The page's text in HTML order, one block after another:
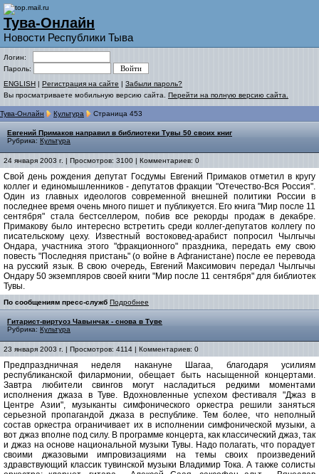
Тува-Онлайн
Новости Республики Тыва
Логин:
Пароль:
ENGLISH | Регистрация на сайте | Забыли пароль?
Вы просматриваете мобильную версию сайта. Перейти на полную версию сайта.
Тува-Онлайн Культура Страница 453
Евгений Примаков направил в библиотеки Тувы 50 своих книг
Рубрика: Культура
24 января 2003 г. | Просмотров: 3100 | Комментариев: 0
Свой день рождения депутат Госдумы Евгений Примаков отметил в кругу
коллег и единомышленников - депутатов фракции "Отечество-Вся Россия".
Один из главных идеологов современной внешней политики России в
последнее время очень много пишет и публикуется. Его книга "Мир после 11
сентября" стала бестселлером, побив все рекорды продаж в декабре.
Примакову было интересно встретить среди коллег-депутатов коллегу по
писательскому цеху. Известный востоковед-арабист попросил Чылгычы
Ондара, участника этого "фракционного" праздника, передать ему свою
повесть "Последняя пристань" (о войне в Афганистане) после ее перевода
на русский язык. В свою очередь, Евгений Максимович передал Чылгычы
Ондару 50 экземпляров своей книги "Мир после 11 сентября" для библиотек
Тувы.
По сообщениям пресс-служб Подробнее
Гитарист-виртуоз Чавынчак - снова в Туве
Рубрика: Культура
23 января 2003 г. | Просмотров: 4114 | Комментариев: 0
Предпраздничная неделя накануне Шагаа, благодаря усилиям
республиканской филармонии, обещает быть насыщенной концертами.
Завтра любители свингов могут насладиться редкими моментами
исполнения джаза в Туве. Вдохновленные успехом фестиваля "Джаз в
Центре Азии", музыканты симфонического оркестра решили заняться
серьезной пропагандой джаза в республике. Тем более, что неполный
состав оркестра ограничивает их в исполнении симфонической музыки, а
вот джаз вполне под силу. В программе концерта, как классический джаз, так
и джаз на основе национальной музыки Тувы. Надо полагать, что порадует
своими джазовыми импровизациями на темы своих произведений
здравствующий классик тувинской музыки Владимир Тока. А также солисты